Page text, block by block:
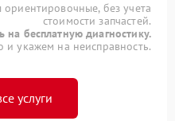
без учета
стоимости запчастей.
на бесплатную диагностику.
укажем на неисправность.
услуги